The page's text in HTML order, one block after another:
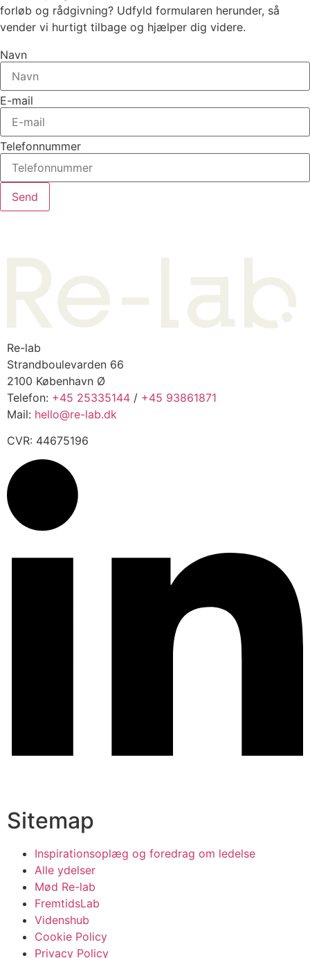
forløb og rådgivning? Udfyld formularen herunder, så
vender vi hurtigt tilbage og hjælper dig videre.
Navn
E-mail
Telefonnummer
Send
Re-lab
Strandboulevarden 66
2100 København Ø
Telefon: +45 25335144 / +45 93861871
Mail: hello@re-lab.dk
CVR: 44675196
Sitemap
Inspirationsoplæg og foredrag om ledelse
Alle ydelser
Mød Re-lab
FremtidsLab
Videnshub
Cookie Policy
Privacy Policy